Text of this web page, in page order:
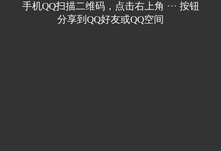
手机QQ扫描二维码，点击右上角 ··· 按钮
分享到QQ好友或QQ空间